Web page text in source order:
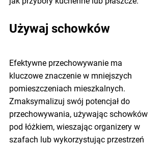
Używaj schowków
Efektywne przechowywanie ma
kluczowe znaczenie w mniejszych
pomieszczeniach mieszkalnych.
Zmaksymalizuj swój potencjał do
przechowywania, używając schowków
pod łóżkiem, wieszając organizery w
szafach lub wykorzystując przestrzeń